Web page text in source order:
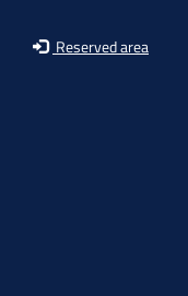
Reserved area